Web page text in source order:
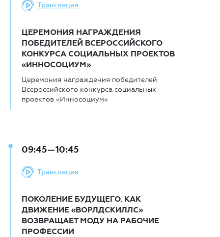
Трансляция
ЦЕРЕМОНИЯ НАГРАЖДЕНИЯ
ПОБЕДИТЕЛЕЙ ВСЕРОССИЙСКОГО
КОНКУРСА СОЦИАЛЬНЫХ ПРОЕКТОВ
«ИННОСОЦИУМ»
Церемония награждения победителей
Всероссийского конкурса социальных
проектов «Инносоциум»
09:45—10:45
Трансляция
ПОКОЛЕНИЕ БУДУЩЕГО. КАК
ДВИЖЕНИЕ «ВОРЛДСКИЛЛС»
ВОЗВРАЩАЕТ МОДУ НА РАБОЧИЕ
ПРОФЕССИИ